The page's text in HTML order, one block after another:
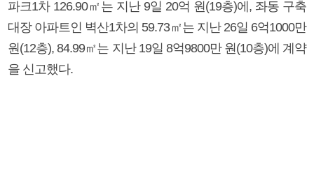
파크1차 126.90㎡는 지난 9일 20억 원(19층)에, 좌동 구축
대장 아파트인 벽산1차의 59.73㎡는 지난 26일 6억1000만
원(12층), 84.99㎡는 지난 19일 8억9800만 원(10층)에 계약
을 신고했다.